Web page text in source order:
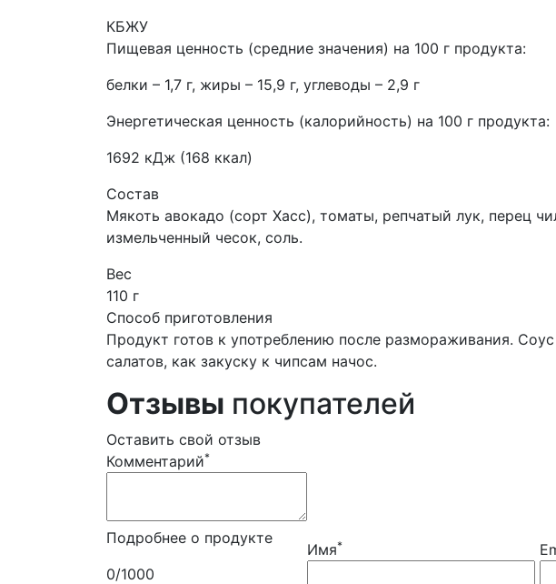
КБЖУ
Пищевая ценность (средние значения) на 100 г продукта:
белки – 1,7 г, жиры – 15,9 г, углеводы – 2,9 г
Энергетическая ценность (калорийность) на 100 г продукта:
1692 кДж (168 ккал)
Состав
Мякоть авокадо (сорт Хасс), томаты, репчатый лук, перец
измельченный чесок, соль.
Вес
110 г
Способ приготовления
Продукт готов к употреблению после размораживания.
салатов, как закуску к чипсам начос.
Отзывы покупателей
Оставить свой отзыв
Комментарий*
Подробнее о продукте
0/1000
Имя*